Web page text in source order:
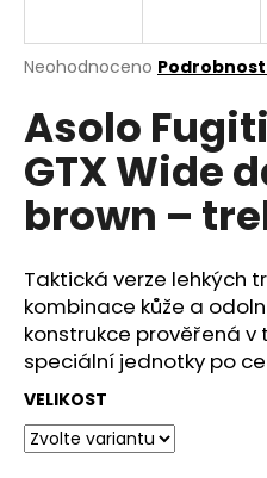
Průměrné
produktu
je
0,0
z
5
hvězdiček.
Neohodnoceno
Asolo
GTX Wide
brown –
Taktická verze lehkých
kombinace kůže a
konstrukce prověřená v
speciální jednotky po
VELIKOST
j
t
?
D
o
p
o